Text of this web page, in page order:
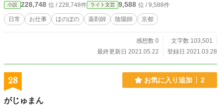
小説 228,748 位 / 228,748件 ライト文芸 9,588 位 / 9,588件
日常 お仕事 ほのぼの 薬剤師 陰陽師 京都
感想数 0
文字数 103,501
最終更新日 2021.05.22
登録日 2021.03.28
28 お気に入り追加 2
がじゅまん